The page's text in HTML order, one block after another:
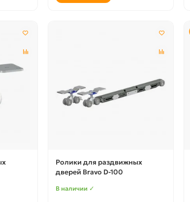
Ролики для раздвижных
дверей Bravo D-100
В наличии ✓